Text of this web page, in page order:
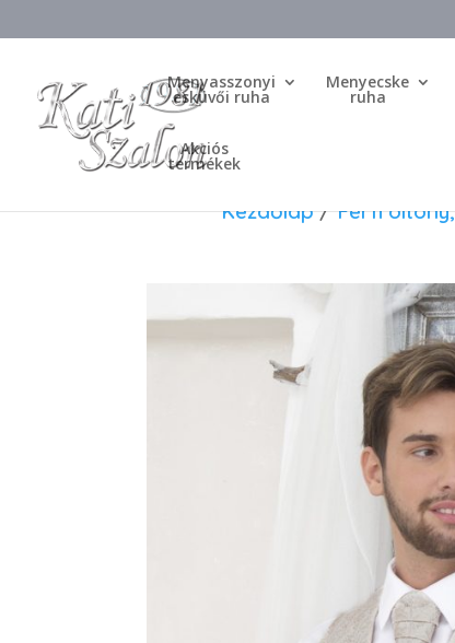
Menyasszonyi
esküvői ruha
Menyecske
ruha
Akciós
termékek
Kezdőlap/Férfi